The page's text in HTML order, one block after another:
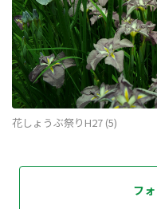
花しょうぶ祭りH27 (5)
フ